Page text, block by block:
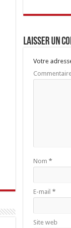
Laisser un
Votre
Nom *
E-mail *
Site web